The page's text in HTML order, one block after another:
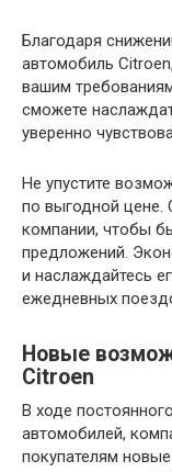
Благодаря
автомобиль
вашим
сможете
уверенно
Не упустите
по выгодной цене.
компании, чтобы
предложений.
и наслаждайтесь
ежедневных
Новые
Citroen
В ходе
автомобилей,
покупателям